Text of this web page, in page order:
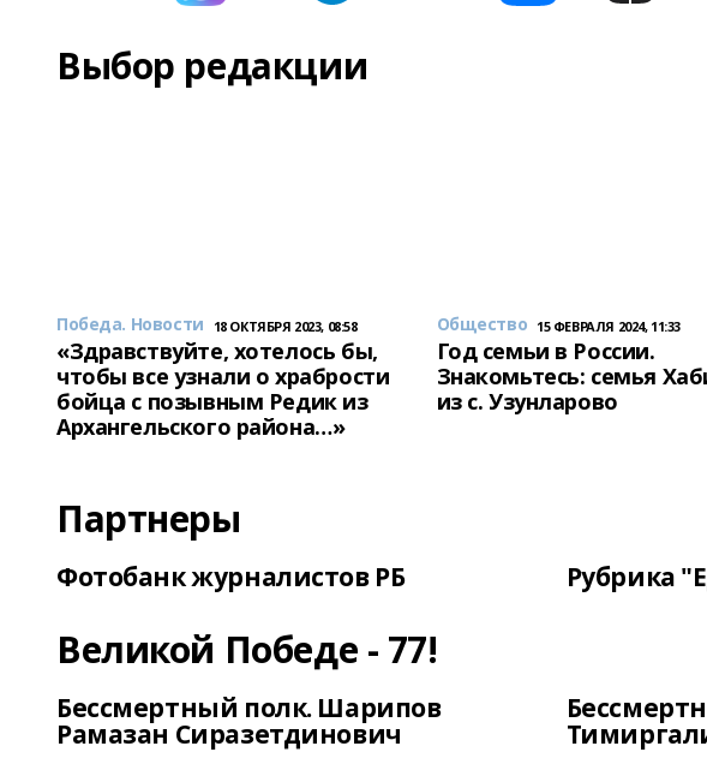
Выбор редакции
Победа. Новости 18 ОКТЯБРЯ 2023, 08:58
«Здравствуйте, хотелось бы,
чтобы все узнали о храбрости
бойца с позывным Редик из
Архангельского района…»
Общество 15 ФЕВРАЛЯ 2024, 11:33
Год семьи в России.
Знакомьтесь: семья
из с. Узунларово
Партнеры
Фотобанк журналистов РБ Рубрика
Великой Победе - 77!
Бессмертный полк. Шарипов
Рамазан Сиразетдинович